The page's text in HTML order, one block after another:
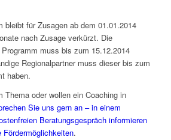
bleibt für Zusagen ab dem 01.01.2014
nach Zusage verkürzt. Die
muss bis zum 15.12.2014
Regionalpartner muss dieser bis zum
haben.
Thema oder wollen ein Coaching in
Sie uns gern an – in einem
Beratungsgespräch informieren
Fördermöglichkeiten.